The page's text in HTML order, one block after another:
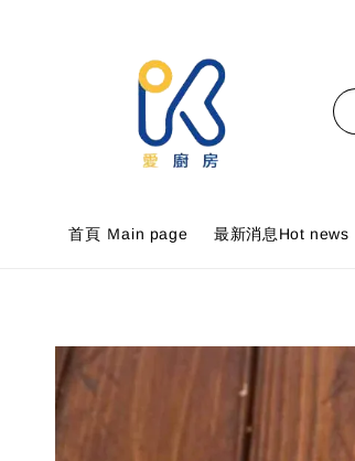
首頁 Ｍain page 最新消息Hot news